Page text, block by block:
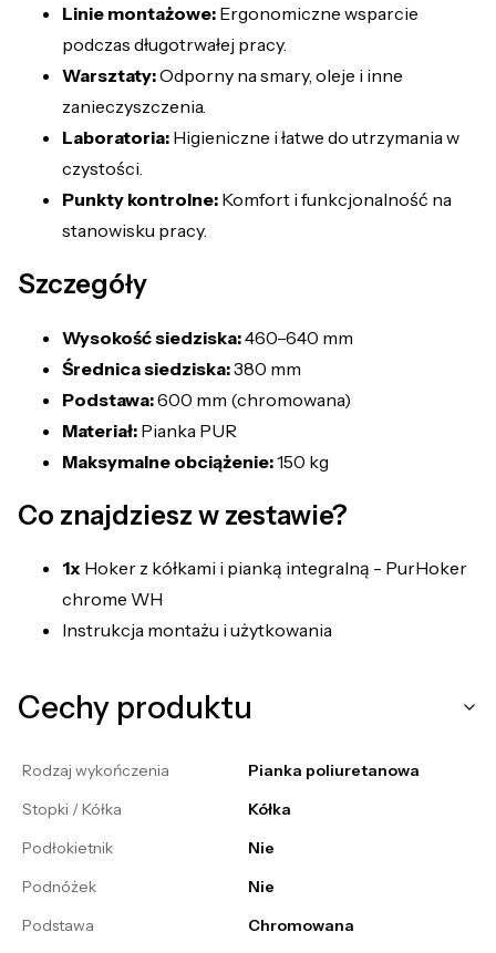
Linie montażowe: Ergonomiczne wsparcie
podczas długotrwałej pracy.
Warsztaty:Odporny na smary, oleje i inne
zanieczyszczenia.
Laboratoria: Higieniczne i łatwe do utrzymania w
czystości.
Punkty kontrolne: Komfort i funkcjonalność na
stanowisku pracy.
Szczegóły
Wysokość siedziska:460–640 mm
Średnica siedziska:380 mm
Podstawa:600 mm (chromowana)
Materiał: Pianka PUR
Maksymalne obciążenie:150 kg
Co znajdziesz w zestawie?
1x Hoker z kółkami i pianką integralną - PurHoker
chrome WH
Instrukcja montażu i użytkowania
Cechy produktu
Rodzaj wykończenia
Pianka poliuretanowa
Stopki / Kółka
Kółka
Podłokietnik
Nie
Podnóżek
Nie
Podstawa
Chromowana